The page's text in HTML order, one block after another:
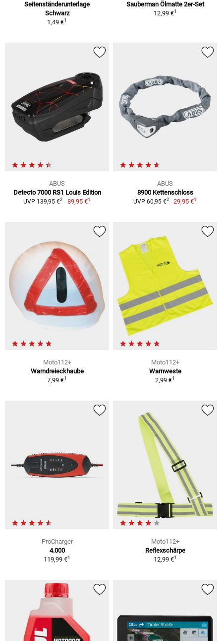
Seitenständerunterlage
Schwarz
1,49 €1
Sauberman Ölmatte 2er-Set
12,99 €1
ABUS
Detecto 7000 RS1 Louis Edition
UVP 139,95 €2 89,95 €1
ABUS
8900 Kettenschloss
UVP 60,95 €2 29,95 €1
Moto112+
Warndreieckhaube
7,99 €1
Moto112+
Warnweste
2,99 €1
ProCharger
4.000
119,99 €1
Moto112+
Reflexschärpe
12,99 €1